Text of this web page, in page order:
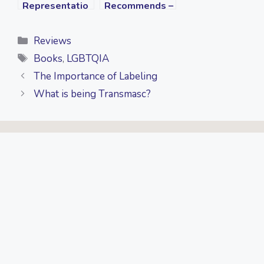
Representatio
Recommends –
Categories
Reviews
Tags
Books, LGBTQIA
The Importance of Labeling
What is being Transmasc?